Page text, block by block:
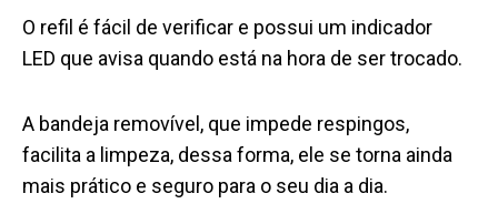
O refil é fácil de verificar e possui um indicador
LED que avisa quando está na hora de ser trocado.
A bandeja removível, que impede respingos,
facilita a limpeza, dessa forma, ele se torna ainda
mais prático e seguro para o seu dia a dia.